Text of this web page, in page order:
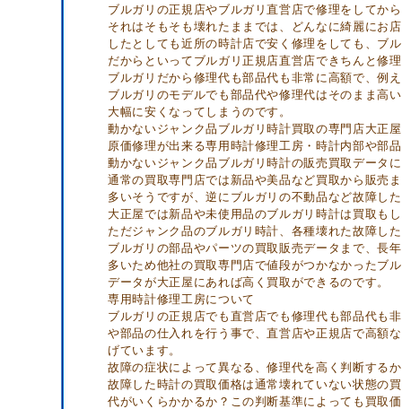
ブルガリの正規店やブルガリ直営店で修理をしてか
それはそもそも壊れたままでは、どんなに綺麗にお
したとしても近所の時計店で安く修理をしても、ブ
だからといってブルガリ正規店直営店できちんと修
ブルガリだから修理代も部品代も非常に高額で、例
ブルガリのモデルでも部品代や修理代はそのまま高
大幅に安くなってしまうのです。
動かないジャンク品ブルガリ時計買取の専門店大正
原価修理が出来る専用時計修理工房・時計内部や部
動かないジャンク品ブルガリ時計の販売買取データ
通常の買取専門店では新品や美品など買取から販売
多いそうですが、逆にブルガリの不動品など故障し
大正屋では新品や未使用品のブルガリ時計は買取も
ただジャンク品のブルガリ時計、各種壊れた故障し
ブルガリの部品やパーツの買取販売データまで、長
多いため他社の買取専門店で値段がつかなかったブ
データが大正屋にあれば高く買取ができるのです。
専用時計修理工房について
ブルガリの正規店でも直営店でも修理代も部品代も
や部品の仕入れを行う事で、直営店や正規店で高額
げています。
故障の症状によって異なる、修理代を高く判断する
故障した時計の買取価格は通常壊れていない状態の
代がいくらかかるか？この判断基準によっても買取